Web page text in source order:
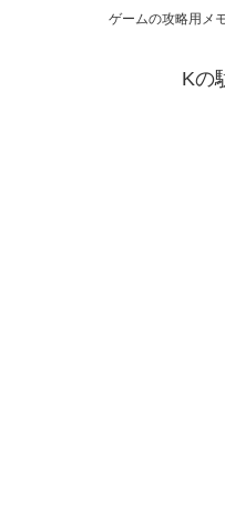
ゲームの攻略用メ
Kの